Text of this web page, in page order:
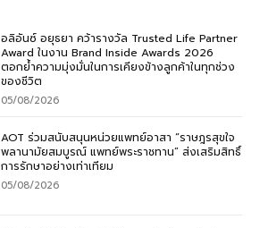
อลิอันซ์ อยุธยา คว้ารางวัล Trusted Life Partner
Award ในงาน Brand Inside Awards 2026
ตอกย้ำความมุ่งมั่นในการเคียงข้างลูกค้าในทุกช่วง
ของชีวิต
05/08/2026
AOT ร่วมสนับสนุนหน่วยแพทย์อาสา “ราษฎรสุขใจ
พลานามัยสมบูรณ์ แพทย์พระราชทาน” ส่งเสริมสิทธิ์
การรักษาอย่างเท่าเทียม
05/08/2026